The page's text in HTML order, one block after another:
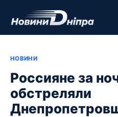
НОВИНИ
Россияне за
обстреляли